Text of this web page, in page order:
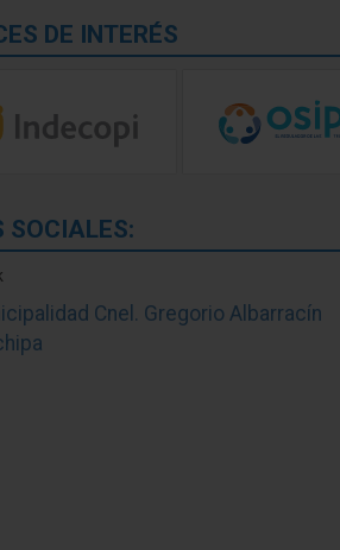
DE INTERÉS
SOCIALES:
Cnel. Gregorio Albarracín